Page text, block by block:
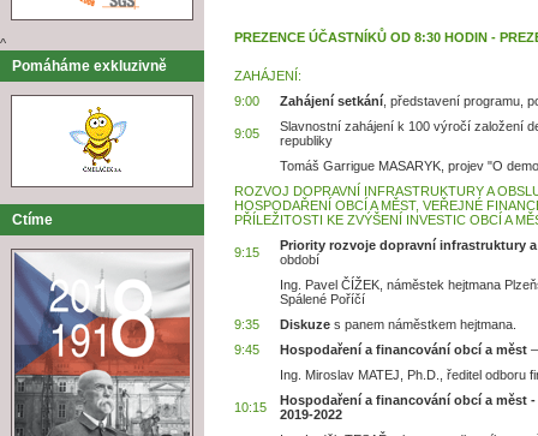
^
Pomáháme exkluzivně
Ctíme
PREZENCE ÚČASTNÍKŮ OD 8:30 HODIN -
ZAHÁJENÍ:
9:00
Zahájení setkání, představení programu,
9:05
Slavnostní zahájení k 100 výročí založení
republiky
Tomáš Garrigue MASARYK, projev "O
ROZVOJ DOPRAVNÍ INFRASTRUKTURY A
HOSPODAŘENÍ OBCÍ A MĚST, VEŘEJNÉ
PŘÍLEŽITOSTI KE ZVÝŠENÍ INVESTIC OBCÍ A
9:15
Priority rozvoje dopravní infrastruktury
období
Ing. Pavel ČÍŽEK, náměstek hejtmana
Spálené Poříčí
9:35
Diskuzes panem náměstkem hejtmana.
9:45
Hospodaření a financování obcí a měst–
Ing. Miroslav MATEJ, Ph.D., ředitel odboru
10:15
Hospodaření a financování obcí a měst
2019-2022